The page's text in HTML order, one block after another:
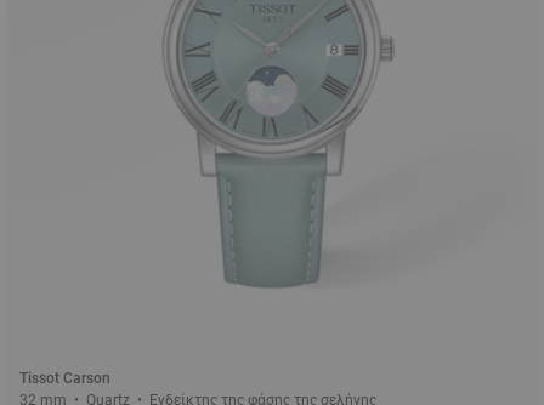
Tissot Carson
32 mm • Quartz • Ενδείκτης της φάσης της σελήνης